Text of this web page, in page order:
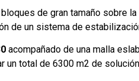
de gran tamaño sobre
de un sistema de
acompañado de una malla
un total de 6300 m2 de